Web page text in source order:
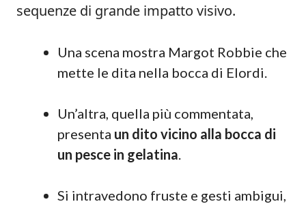
sequenze di grande impatto visivo.
Una scena mostra Margot Robbie che
mette le dita nella bocca di Elordi.
Un’altra, quella più commentata,
presenta un dito vicino alla bocca di
un pesce in gelatina.
Si intravedono fruste e gesti ambigui,